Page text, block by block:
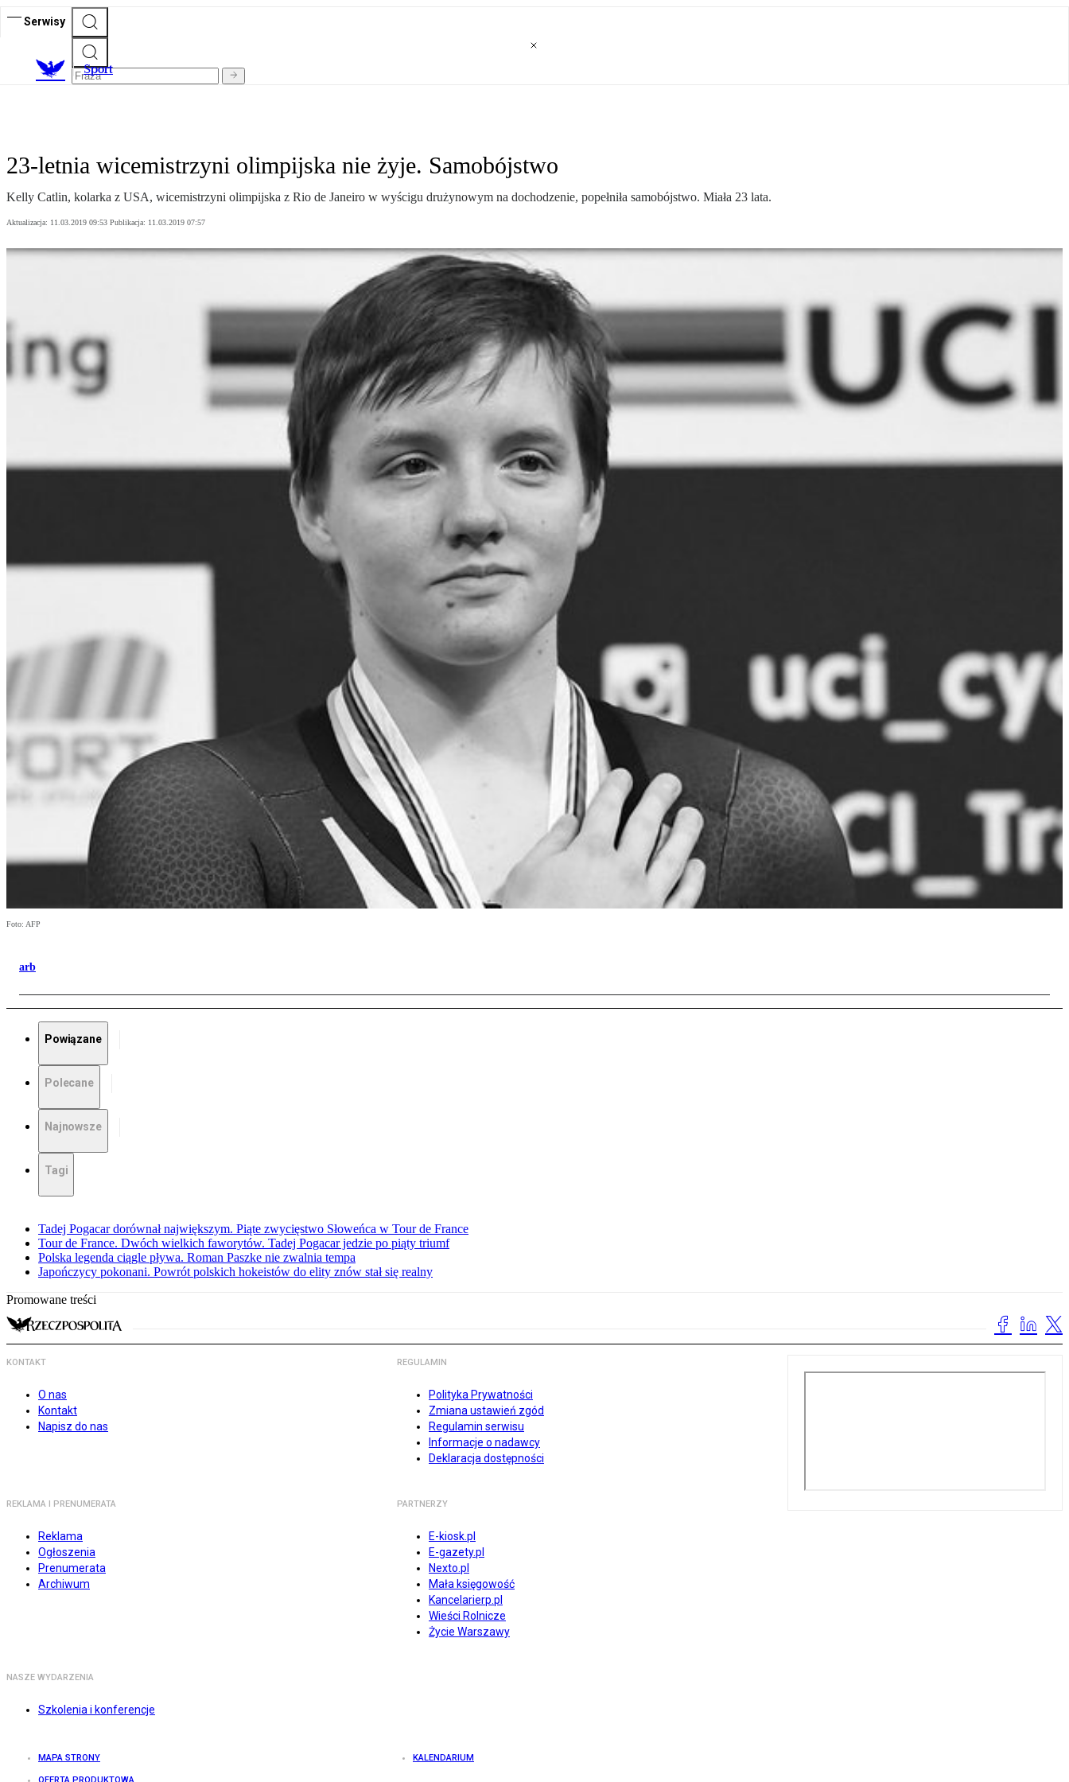
Serwisy
Sport
23-letnia wicemistrzyni olimpijska nie żyje. Samobójstwo
Kelly Catlin, kolarka z USA, wicemistrzyni olimpijska z Rio de Janeiro w wyścigu drużynowym na dochodzenie, popełniła samobójstwo. Miała 23 lata.
Aktualizacja: 11.03.2019 09:53 Publikacja: 11.03.2019 07:57
Foto: AFP
arb
Powiązane
Polecane
Najnowsze
Tagi
Tadej Pogacar dorównał największym. Piąte zwycięstwo Słoweńca w Tour de France
Tour de France. Dwóch wielkich faworytów. Tadej Pogacar jedzie po piąty triumf
Polska legenda ciągle pływa. Roman Paszke nie zwalnia tempa
Japończycy pokonani. Powrót polskich hokeistów do elity znów stał się realny
Promowane treści
KONTAKT
O nas
Kontakt
Napisz do nas
REGULAMIN
Polityka Prywatności
Zmiana ustawień zgód
Regulamin serwisu
Informacje o nadawcy
Deklaracja dostępności
REKLAMA I PRENUMERATA
Reklama
Ogłoszenia
Prenumerata
Archiwum
PARTNERZY
E-kiosk.pl
E-gazety.pl
Nexto.pl
Mała księgowość
Kancelarierp.pl
Wieści Rolnicze
Życie Warszawy
NASZE WYDARZENIA
Szkolenia i konferencje
MAPA STRONY KALENDARIUM